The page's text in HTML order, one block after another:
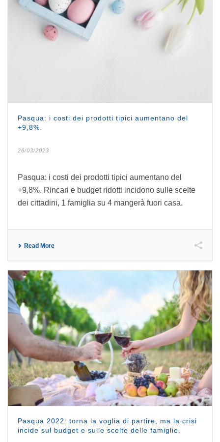
Pasqua: i costi dei prodotti tipici aumentano del
+9,8%.
28/03/2023
Pasqua: i costi dei prodotti tipici aumentano del
+9,8%. Rincari e budget ridotti incidono sulle scelte
dei cittadini, 1 famiglia su 4 mangerà fuori casa.
Read More
Pasqua 2022: torna la voglia di partire, ma la crisi
incide sul budget e sulle scelte delle famiglie.